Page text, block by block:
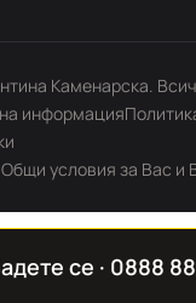
Каменарска.
информация
Общи условия за Вас и
се · 0888